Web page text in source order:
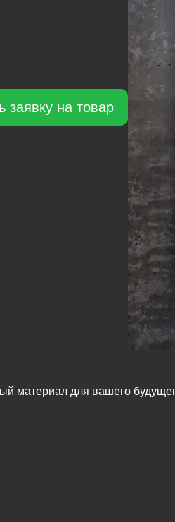
заявку на товар
материал для вашего